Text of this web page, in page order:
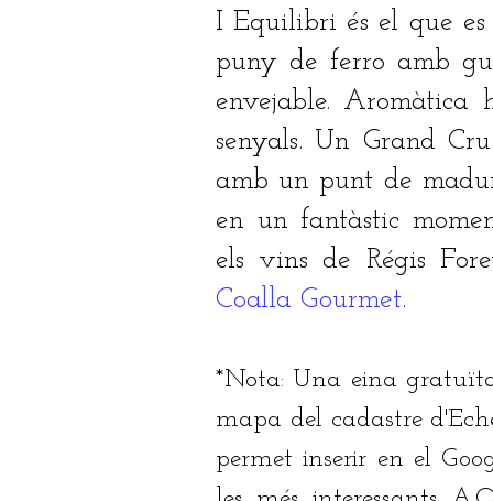
I Equilibri és el que es
puny de ferro amb
envejable. Aromàtica
senyals. Un Grand
amb un punt de
en un fantàstic
els vins de Régis
Coalla Gourmet.
*Nota: Una eina
mapa del cadastre
permet inserir en el